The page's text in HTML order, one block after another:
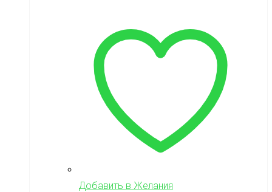
Добавить в Желания